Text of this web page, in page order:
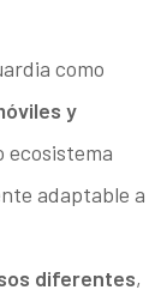
como
y
ecosistema
adaptable a
diferentes,